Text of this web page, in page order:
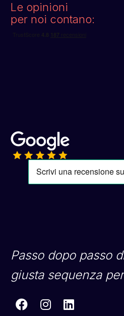
Le opinioni
per noi contano:
Passo dopo passo
giusta sequenza